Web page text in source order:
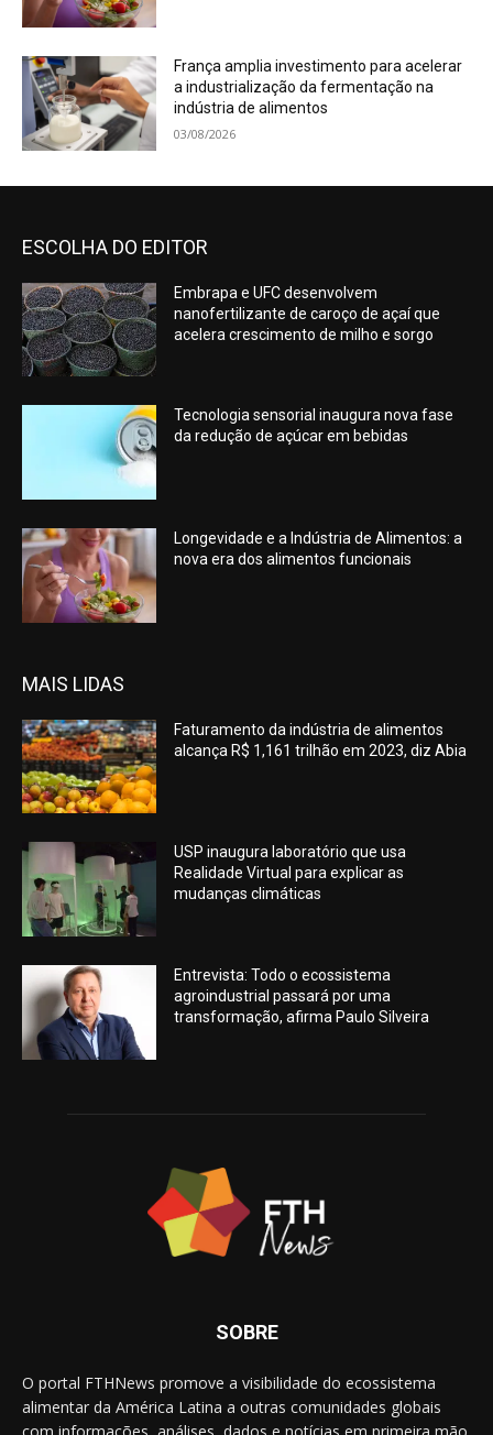
França amplia investimento para acelerar
a industrialização da fermentação na
indústria de alimentos
03/08/2026
ESCOLHA DO EDITOR
Embrapa e UFC desenvolvem
nanofertilizante de caroço de açaí que
acelera crescimento de milho e sorgo
Tecnologia sensorial inaugura nova fase
da redução de açúcar em bebidas
Longevidade e a Indústria de Alimentos: a
nova era dos alimentos funcionais
MAIS LIDAS
Faturamento da indústria de alimentos
alcança R$ 1,161 trilhão em 2023, diz Abia
USP inaugura laboratório que usa
Realidade Virtual para explicar as
mudanças climáticas
Entrevista: Todo o ecossistema
agroindustrial passará por uma
transformação, afirma Paulo Silveira
SOBRE
O portal FTHNews promove a visibilidade do ecossistema
alimentar da América Latina a outras comunidades globais